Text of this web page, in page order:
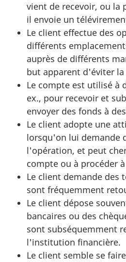
vient de recevoir, ou la
il envoie un
Le client effectue des
différents
auprès de différents
but apparent d'éviter
Le compte est utilisé à
ex., pour recevoir et
envoyer des fonds à
Le client adopte une
lorsqu'on lui demande
l'opération, et peut
compte ou à procéder
Le client demande des
sont fréquemment
Le client dépose
bancaires ou des
sont subséquemment
l'institution financière.
Le client semble se